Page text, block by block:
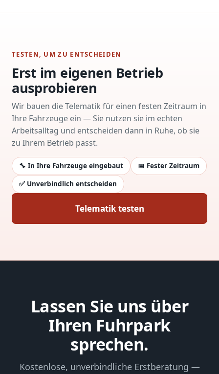
TESTEN, UM ZU ENTSCHEIDEN
Erst im eigenen Betrieb
ausprobieren
Wir bauen die Telematik für einen festen Zeitraum in
Ihre Fahrzeuge ein — Sie nutzen sie im echten
Arbeitsalltag und entscheiden dann in Ruhe, ob sie
zu Ihrem Betrieb passt.
🔧 In Ihre Fahrzeuge eingebaut 📅 Fester Zeitraum
✅ Unverbindlich entscheiden
Telematik testen
Lassen Sie uns über
Ihren Fuhrpark
sprechen.
Kostenlose, unverbindliche Erstberatung —